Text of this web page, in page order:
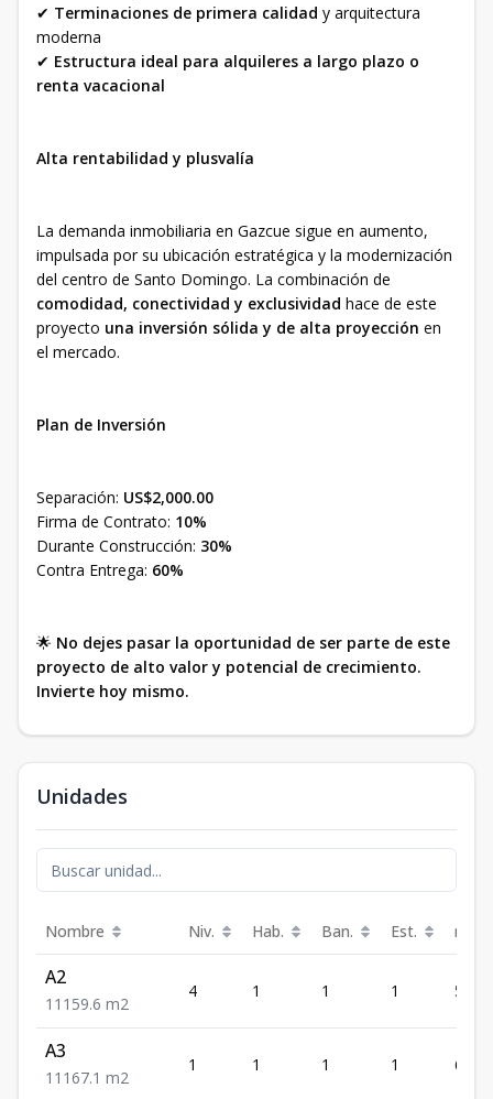
✔ Terminaciones de primera calidad y arquitectura
moderna
✔ Estructura ideal para alquileres a largo plazo o
renta vacacional
Alta rentabilidad y plusvalía
La demanda inmobiliaria en Gazcue sigue en aumento,
impulsada por su ubicación estratégica y la modernización
del centro de Santo Domingo. La combinación de
comodidad, conectividad y exclusividad hace de este
proyecto una inversión sólida y de alta proyección en
el mercado.
Plan de Inversión
Separación: US$2,000.00
Firma de Contrato: 10%
Durante Construcción: 30%
Contra Entrega: 60%
🌟 No dejes pasar la oportunidad de ser parte de este
proyecto de alto valor y potencial de crecimiento.
Invierte hoy mismo.
Unidades
Nombre Niv. Hab. Ban. Est. m²
A2
1 1 1 59.6 m2
4 1 1 1 59.6
A3
1 1 1 67.1 m2
1 1 1 1 67.1